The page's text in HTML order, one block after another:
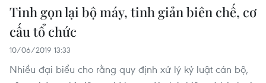
Tinh gọn lại bộ máy, tinh giản biên chế, cơ
cấu tổ chức
10/06/2019 13:33
Nhiều đại biểu cho rằng quy định xử lý kỷ luật cán bộ,